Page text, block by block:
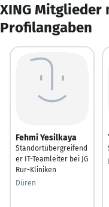
XING Mitglieder
Profilangaben
Fehmi Yesilkaya
Standortübergreifend
er IT-Teamleiter bei JG
Rur-Kliniken
Düren